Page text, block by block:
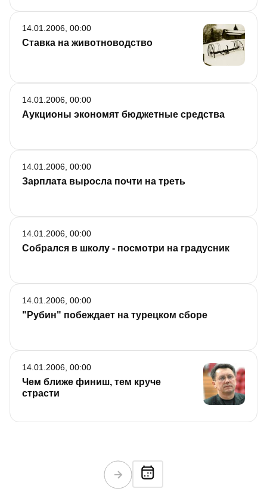
Ставка на животноводство
14.01.2006, 00:00
Аукционы экономят бюджетные средства
14.01.2006, 00:00
Зарплата выросла почти на треть
14.01.2006, 00:00
Собрался в школу - посмотри на градусник
14.01.2006, 00:00
"Рубин" побеждает на турецком сборе
14.01.2006, 00:00
Чем ближе финиш, тем круче
страсти
14.01.2006, 00:00